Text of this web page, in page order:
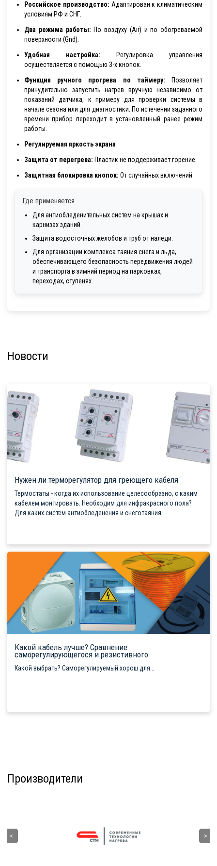
Российское производство: Адаптирован к климатическим
условиям РФ и СНГ.
Два режима работы: По воздуху (Air) и по обогреваемой
поверхности (Gnd).
Удобная настройка: Регулировка управления
осуществляется с помощью 3-х кнопок.
Функция ручного прогрева по таймеру: Позволяет
принудительно запустить нагрев вручную независимо от
показаний датчика, к примеру для проверки системы в
начале сезона или для диагностики. По истечении заданного
времени прибор переходит в установленный ранее режим
работы.
Регулируемая яркость экрана
Защита от перегрева: Пластик не поддерживает горение.
Защитная блокировка кнопок: От случайных включений.
Где применяется
Для антиобледенительных систем на крышах и
карнизах зданий.
Защита водосточных желобов и труб от наледи.
Для организации комплекса таяния снега и льда,
обеспечивающего безопасность передвижения людей
и транспорта в зимний период на парковках,
переходах, ступенях.
Новости
Нужен ли терморегулятор для греющего кабеля
Термостаты - когда их использование целесообразно, с каким
кабелем монтировать. Необходим для инфракрасного пола?
Для каких систем антиобледенения и снеготаяния...
Какой кабель лучше? Сравнение
саморегулирующегося и резистивного
Какой выбрать? Саморегулируемый хорош для...
Производители